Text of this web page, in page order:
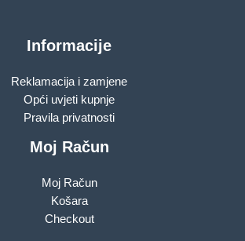
Informacije
Reklamacija i zamjene
Opći uvjeti kupnje
Pravila privatnosti
Moj Račun
Moj Račun
Košara
Checkout